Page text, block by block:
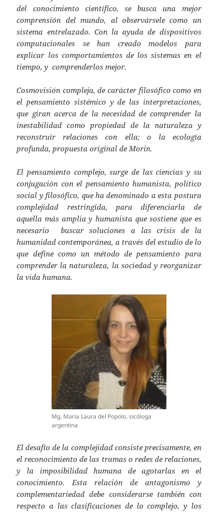
del conocimiento científico, se busca una mejor
comprensión del mundo, al observársele como un
sistema entrelazado. Con la ayuda de dispositivos
computacionales se han creado modelos para
explicar los comportamientos de los sistemas en el
tiempo, y comprenderlos mejor.
Cosmovisión compleja, de carácter filosófico como en
el pensamiento sistémico y de las interpretaciones,
que giran acerca de la necesidad de comprender la
inestabilidad como propiedad de la naturaleza y
reconstruir relaciones con ella; o la ecología
profunda, propuesta original de Morin.
El pensamiento complejo, surge de las ciencias y su
conjugación con el pensamiento humanista, político
social y filosófico, que ha denominado a esta postura
complejidad restringida, para diferenciarla de
aquella más amplia y humanista que sostiene que es
necesario buscar soluciones a las crisis de la
humanidad contemporánea, a través del estudio de lo
que define como un método de pensamiento para
comprender la naturaleza, la sociedad y reorganizar
la vida humana.
Mg. María Laura del Popolo, sicóloga
argentina
El desafío de la complejidad consiste precisamente, en
el reconocimiento de las tramas o redes de relaciones,
y la imposibilidad humana de agotarlas en el
conocimiento. Esta relación de antagonismo y
complementariedad debe considerarse también con
respecto a las clasificaciones de lo complejo, y los